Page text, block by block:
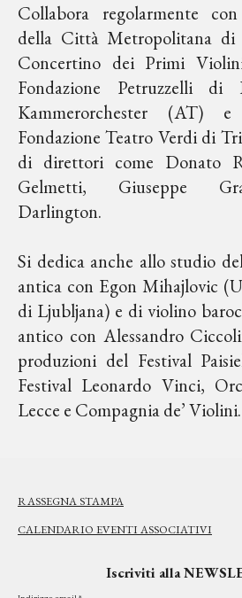
Collabora regolarmente
della Città Metropolitana
Concertino dei Primi
Fondazione Petruzzelli di
Kammerorchester (AT)
Fondazione Teatro Verdi di
di direttori come Donato
Gelmetti, Giuseppe
Darlington.
Si dedica anche allo studio
antica con Egon Mihajlovic
di Ljubljana) e di violino
antico con Alessandro
produzioni del Festival
Festival Leonardo Vinci,
Lecce e Compagnia de’ Violini.
RASSEGNA STAMPA
CALENDARIO EVENTI ASSOCIATIVI
Iscriviti alla